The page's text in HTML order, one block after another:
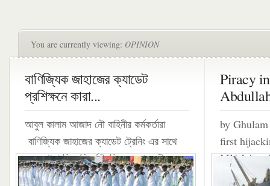
You are currently viewing: OPINION
বাণিজ্যিক জাহাজের ক্যাডেট
প্রশিক্ষনে কারা...
আবুল কালাম আজাদ নৌ বাহিনীর কর্মকর্তারা
বাণিজ্যিক জাহাজের ক্যাডেট ট্রেনিং এর সাথে
যুক্ত থাকা নিয়ে বির্ত্ক তৈরি হয়েছে। নৌ...
Piracy
by
first
MV Jahan
MV